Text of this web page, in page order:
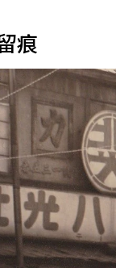
痕